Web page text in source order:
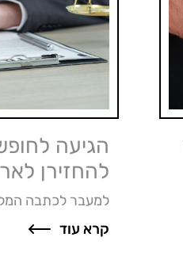
הגיעה
להחזירן
למעבר לכתבה
קרא עוד